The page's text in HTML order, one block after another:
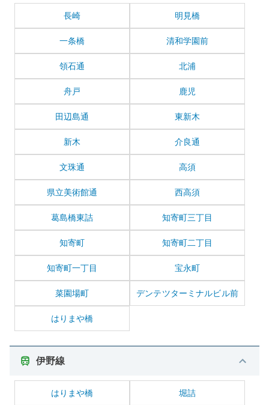
長崎 明見橋
一条橋 清和学園前
領石通 北浦
舟戸 鹿児
田辺島通 東新木
新木 介良通
文珠通 高須
県立美術館通 西高須
葛島橋東詰 知寄町三丁目
知寄町 知寄町二丁目
知寄町一丁目 宝永町
菜園場町 デンテツターミナルビル前
はりまや橋
伊野線
はりまや橋 堀詰